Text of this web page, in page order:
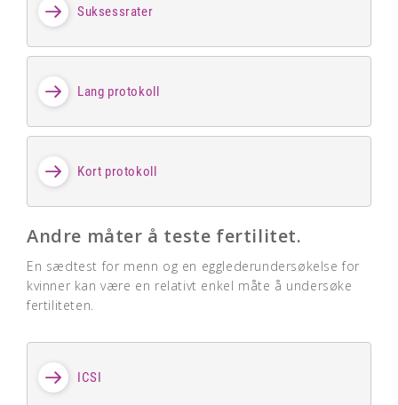
Suksessrater
Lang protokoll
Kort protokoll
Andre måter å teste fertilitet.
En sædtest for menn og en egglederundersøkelse for
kvinner kan være en relativt enkel måte å undersøke
fertiliteten.
ICSI